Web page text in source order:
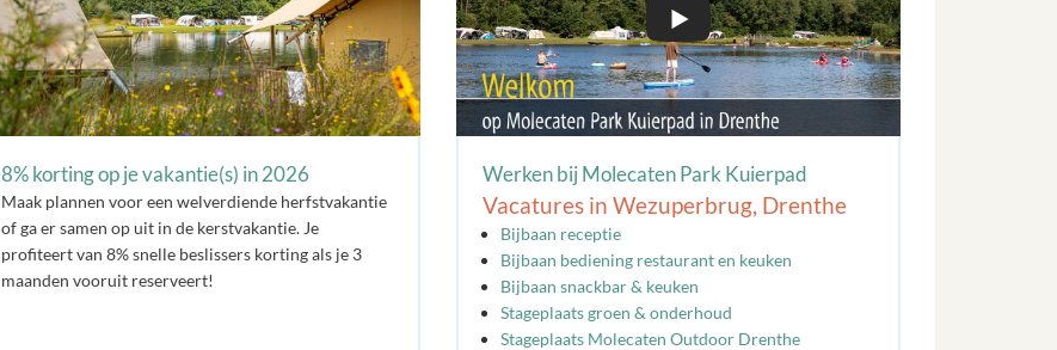
8% korting op je vakantie(s) in 2026
Maak plannen voor een welverdiende herfstvakantie
of ga er samen op uit in de kerstvakantie. Je
profiteert van 8% snelle beslissers korting als je 3
maanden vooruit reserveert!
Werken bij Molecaten Park Kuierpad
Vacatures in Wezuperbrug, Drenthe
Bijbaan receptie
Bijbaan bediening restaurant en keuken
Bijbaan snackbar & keuken
Stageplaats groen & onderhoud
Stageplaats Molecaten Outdoor Drenthe